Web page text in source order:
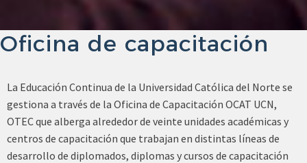
Oficina de capacitación
La Educación Continua de la Universidad Católica del Norte se
gestiona a través de la Oficina de Capacitación OCAT UCN,
OTEC que alberga alrededor de veinte unidades académicas y
centros de capacitación que trabajan en distintas líneas de
desarrollo de diplomados, diplomas y cursos de capacitación